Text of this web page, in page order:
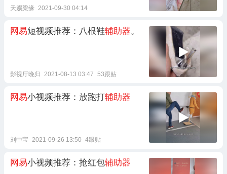
天赐梁缘 2021-09-30 04:14
网易短视频推荐：八根鞋辅助器。
影视厅晚归 2021-08-13 03:47 53跟贴
网易小视频推荐：放跑打辅助器
刘中宝 2021-09-26 13:50 4跟贴
网易小视频推荐：抢红包辅助器